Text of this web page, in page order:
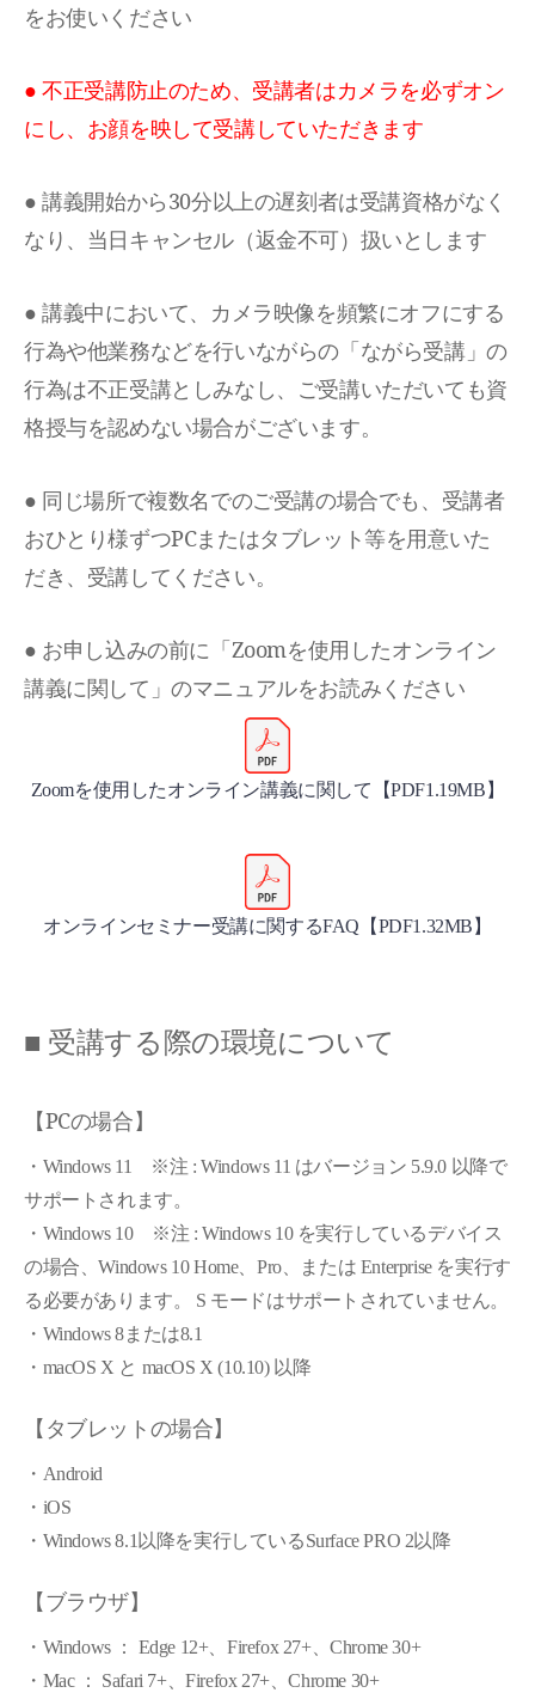
をお使いください
● 不正受講防止のため、受講者はカメラを必ずオン
にし、お顔を映して受講していただきます
● 講義開始から30分以上の遅刻者は受講資格がなく
なり、当日キャンセル（返金不可）扱いとします
● 講義中において、カメラ映像を頻繁にオフにする
行為や他業務などを行いながらの「ながら受講」の
行為は不正受講としみなし、ご受講いただいても資
格授与を認めない場合がございます。
● 同じ場所で複数名でのご受講の場合でも、受講者
おひとり様ずつPCまたはタブレット等を用意いた
だき、受講してください。
● お申し込みの前に「Zoomを使用したオンライン
講義に関して」のマニュアルをお読みください
Zoomを使用したオンライン講義に関して【PDF1.19MB】
オンラインセミナー受講に関するFAQ【PDF1.32MB】
■ 受講する際の環境について
【PCの場合】
・Windows 11 ※注 : Windows 11 はバージョン 5.9.0 以降で
サポートされます。
・Windows 10 ※注 : Windows 10 を実行しているデバイス
の場合、Windows 10 Home、Pro、または Enterprise を実行す
る必要があります。 S モードはサポートされていません。
・Windows 8または8.1
・macOS X と macOS X (10.10) 以降
【タブレットの場合】
・Android
・iOS
・Windows 8.1以降を実行しているSurface PRO 2以降
【ブラウザ】
・Windows ： Edge 12+、Firefox 27+、Chrome 30+
・Mac ： Safari 7+、Firefox 27+、Chrome 30+